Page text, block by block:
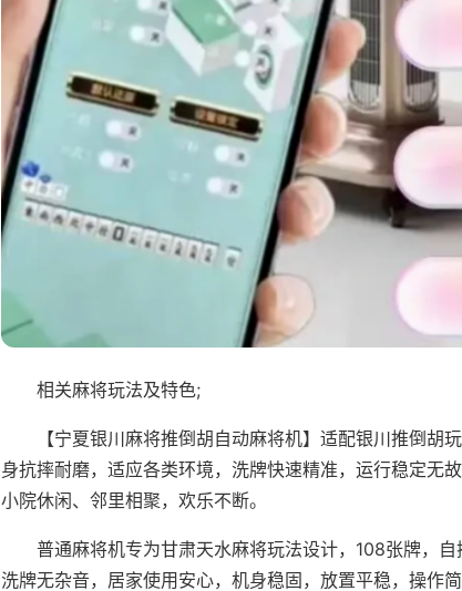
相关麻将玩法及特色;
【宁夏银川麻将推倒胡自动麻将机】适配银川推倒胡
身抗摔耐磨，适应各类环境，洗牌快速精准，运行稳定无
小院休闲、邻里相聚，欢乐不断。
普通麻将机专为甘肃天水麻将玩法设计，108张牌，自
洗牌无杂音，居家使用安心，机身稳固，放置平稳，操作